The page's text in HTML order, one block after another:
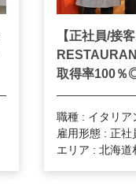
【正社員/接
取得率100％
職種 : イタリア
雇用形態 : 正社
エリア : 北海道